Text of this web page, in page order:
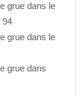
grue dans le
94
grue dans le
grue dans